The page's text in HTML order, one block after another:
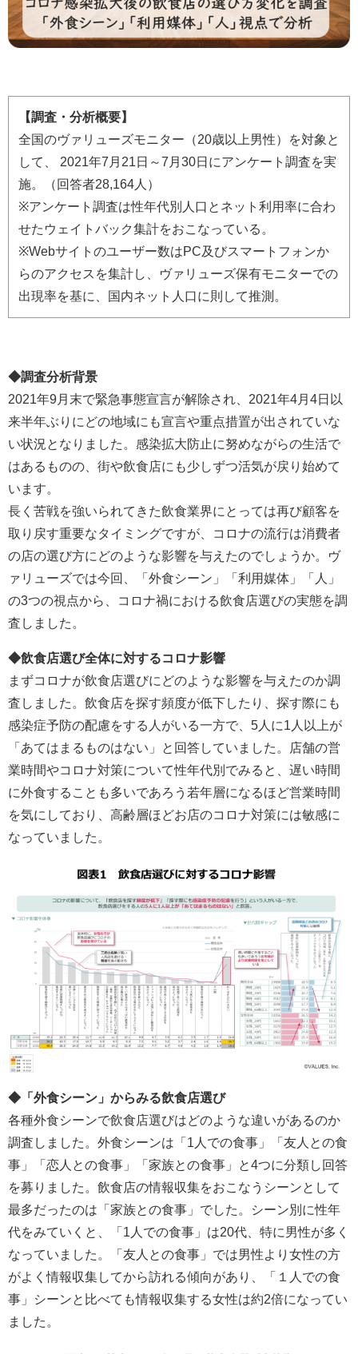
【調査・分析概要】
全国のヴァリューズモニター（20歳以上男性）を対象と
して、 2021年7月21日～7月30日にアンケート調査を実
施。（回答者28,164人）
※アンケート調査は性年代別人口とネット利用率に合わ
せたウェイトバック集計をおこなっている。
※Webサイトのユーザー数はPC及びスマートフォンか
らのアクセスを集計し、ヴァリューズ保有モニターでの
出現率を基に、国内ネット人口に則して推測。
◆調査分析背景
2021年9月末で緊急事態宣言が解除され、2021年4月4日以
来半年ぶりにどの地域にも宣言や重点措置が出されていな
い状況となりました。感染拡大防止に努めながらの生活で
はあるものの、街や飲食店にも少しずつ活気が戻り始めて
います。
長く苦戦を強いられてきた飲食業界にとっては再び顧客を
取り戻す重要なタイミングですが、コロナの流行は消費者
の店の選び方にどのような影響を与えたのでしょうか。ヴ
ァリューズでは今回、「外食シーン」「利用媒体」「人」
の3つの視点から、コロナ禍における飲食店選びの実態を調
査しました。
◆飲食店選び全体に対するコロナ影響
まずコロナが飲食店選びにどのような影響を与えたのか調
査しました。飲食店を探す頻度が低下したり、探す際にも
感染症予防の配慮をする人がいる一方で、5人に1人以上が
「あてはまるものはない」と回答していました。店舗の営
業時間やコロナ対策について性年代別でみると、遅い時間
に外食することも多いであろう若年層になるほど営業時間
を気にしており、高齢層ほどお店のコロナ対策には敏感に
なっていました。
◆「外食シーン」からみる飲食店選び
各種外食シーンで飲食店選びはどのような違いがあるのか
調査しました。外食シーンは「1人での食事」「友人との食
事」「恋人との食事」「家族との食事」と4つに分類し回答
を募りました。飲食店の情報収集をおこなうシーンとして
最多だったのは「家族との食事」でした。シーン別に性年
代をみていくと、「1人での食事」は20代、特に男性が多く
なっていました。「友人との食事」では男性より女性の方
がよく情報収集してから訪れる傾向があり、「１人での食
事」シーンと比べても情報収集する女性は約2倍になってい
ました。